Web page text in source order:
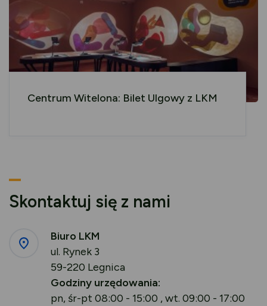
Centrum Witelona: Bilet Ulgowy z LKM
Skontaktuj się z nami
Biuro LKM
ul. Rynek 3
59-220 Legnica
Godziny urzędowania:
pn, śr-pt 08:00 - 15:00 , wt. 09:00 - 17:00